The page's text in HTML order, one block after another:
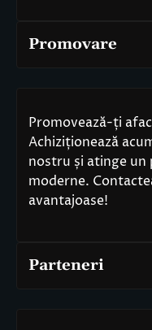
Promovare
Promovează-ți
Achiziționează
nostru și atinge un
moderne.
avantajoase!
Parteneri